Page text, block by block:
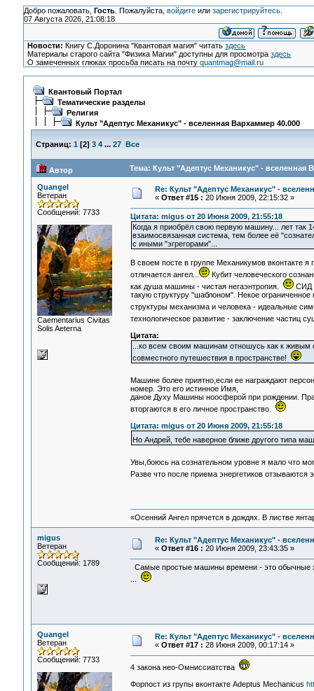
Добро пожаловать, Гость. Пожалуйста, войдитеили зарегистрируйтесь.
07 Августа 2026, 21:08:18
Новости: Книгу С.Доронина "Квантовая магия" читатьздесь
Материалы старого сайта "Физика Магии" доступны для просмотраздесь
О замеченных глюках просьба писать на почтуquantmag@mail.ru
Квантовый Портал
Тематические разделы
Религия
Культ "Адептус Механикус" - вселенная Вархаммер 40.000
Страниц: 1 [2] 3 4 ... 27 Все
Автор Тема: Культ "Адептус Механикус" - вселенная
Quangel
Ветеран
Сообщений: 7733
Сaementarius Civitas
Solis Aeterna
Re: Культ "Адептус Механикус" -
« Ответ #15 : 20 Июня 2009, 22:15:32 »
Цитата: migus от 20 Июня 2009, 21:55:18
Когда я приобрёл свою первую машину... лет так
взаимосвязанная система, тем более её
с иными "эгрегорами"...
В своем посте в группе Механикумов вконтакте
отличается ангел...
Кубит человеческого
как душа машины - чистая негаэнтропия.
СИД
такую структуру "шаблоном". Некое
структуры механизма и человека - идеальные
технологическое развитие - заключение частиц
Цитата:
...ко всем своим машинам отношусь как к живым
совместного путешествия в пространстве!
Машине более приятно,если ее награждают
номер. Это его истинное Имя,
даное Духу Машины ноосферой при рождении.
вторгаются в его личное пространство.
Цитата: migus от 20 Июня 2009, 21:55:18
Но Андрей, тебе наверное ближе другого типа
Увы,боюсь на сознательном уровне я мало что
Разве что после приема энергетиков
«Осенний Ангел прячется в дождях. В листве
migus
Ветеран
Сообщений: 1789
Re: Культ "Адептус Механикус" -
« Ответ #16 : 20 Июня 2009, 23:43:35 »
Самые простые машины времени - это обычные
Quangel
Ветеран
Сообщений: 7733
Re: Культ "Адептус Механикус" -
« Ответ #17 : 28 Июня 2009, 00:17:14 »
4 закона нео-Омниссиатства
Форпост из групы вконтакте Adeptus Mechanicus